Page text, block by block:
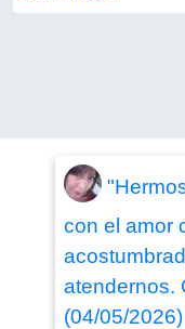
con el amor
atendernos.
(04/05/2026)